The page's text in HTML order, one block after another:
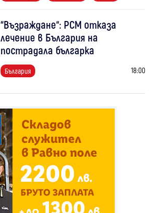
“Възраждане“: РСМ отказа
лечение в България на
пострадала българка
България 18:00